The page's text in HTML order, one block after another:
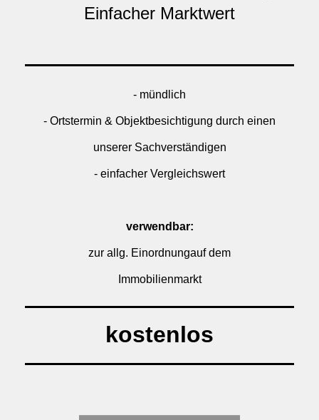
Einfacher Marktwert
- mündlich
- Ortstermin & Objektbesichtigung durch einen
unserer Sachverständigen
- einfacher Vergleichswert
verwendbar:
zur allg. Einordnungauf dem
Immobilienmarkt
kostenlos